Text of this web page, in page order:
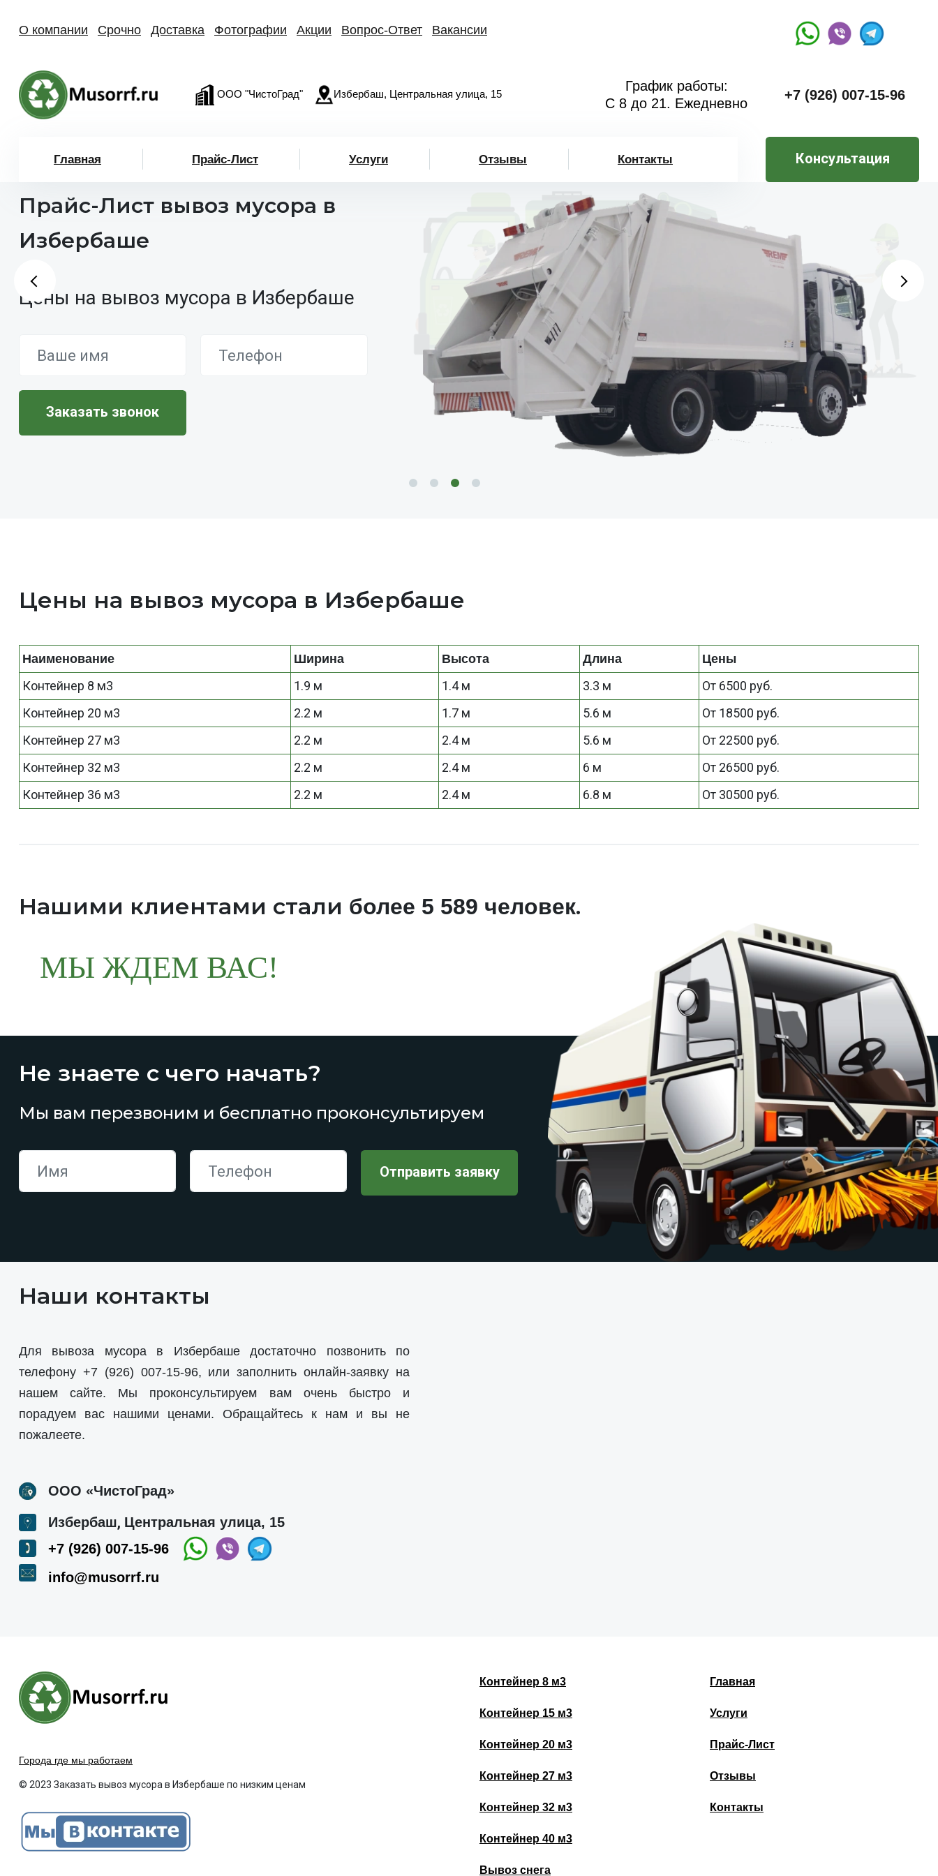
О компании Срочно Доставка Фотографии Акции Вопрос-Ответ Вакансии
ООО "ЧистоГрад" Избербаш, Центральная улица, 15
График работы:
С 8 до 21. Ежедневно
+7 (926) 007-15-96
Главная Прайс-Лист Услуги Отзывы Контакты Консультация
Прайс-Лист вывоз мусора в
Избербаше
Цены на вывоз мусора в Избербаше
Цены на вывоз мусора в Избербаше
Наименование Ширина Высота Длина Цены
Контейнер 8 м3 1.9 м 1.4 м 3.3 м
От 6500 руб.
Контейнер 20 м3
2.2 м 1.7 м 5.6 м
От 18500 руб.
Контейнер 27 м3
2.2 м 2.4 м 5.6 м
От 22500 руб.
Контейнер 32 м3
2.2 м 2.4 м 6 м
От 26500 руб.
Контейнер 36 м3
2.2 м 2.4 м 6.8 м От 30500 руб.
Нашими клиентами стали более 5 589 человек.
МЫ ЖДЕМ ВАС!
Не знаете с чего начать?
Мы вам перезвоним и бесплатно проконсультируем
Наши контакты
Для вывоза мусора в Избербаше достаточно позвонить по
телефону +7 (926) 007-15-96, или заполнить онлайн-заявку на
нашем сайте. Мы проконсультируем вам очень быстро и
порадуем вас нашими ценами. Обращайтесь к нам и вы не
пожалеете.
ООО «ЧистоГрад»
Избербаш, Центральная улица, 15
+7 (926) 007-15-96
info@musorrf.ru
Контейнер 8 м3
Контейнер 15 м3
Контейнер 20 м3
Контейнер 27 м3
Контейнер 32 м3
Контейнер 40 м3
Вывоз снега
Главная
Услуги
Прайс-Лист
Отзывы
Контакты
Города где мы работаем
© 2023 Заказать вывоз мусора в Избербаше по низким ценам